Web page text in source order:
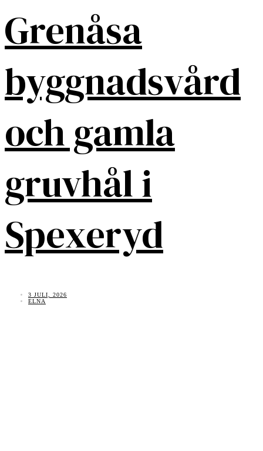
Grenåsa
byggnadsvård
och gamla
gruvhål i
Spexeryd
3 JULI, 2026
ELNA